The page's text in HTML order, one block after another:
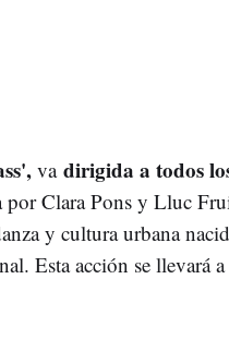
va dirigida a todos
por Clara Pons y Lluc
y cultura urbana
Esta acción se llevará